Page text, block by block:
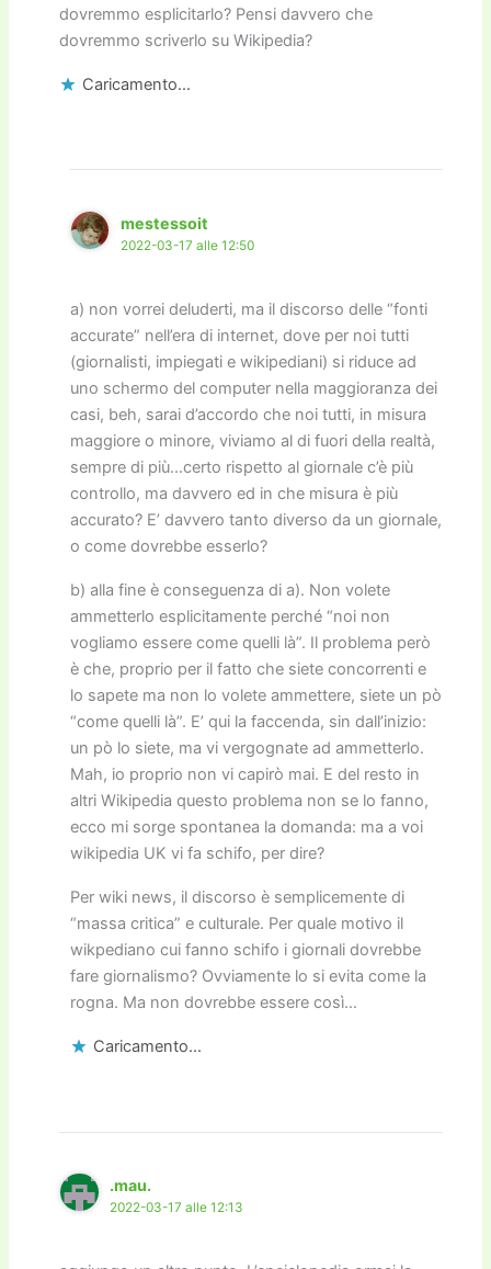
dovremmo esplicitarlo? Pensi davvero che
dovremmo scriverlo su Wikipedia?
Caricamento...
mestessoit
2022-03-17 alle 12:50
a) non vorrei deluderti, ma il discorso delle “fonti
accurate” nell’era di internet, dove per noi tutti
(giornalisti, impiegati e wikipediani) si riduce ad
uno schermo del computer nella maggioranza dei
casi, beh, sarai d’accordo che noi tutti, in misura
maggiore o minore, viviamo al di fuori della realtà,
sempre di più…certo rispetto al giornale c’è più
controllo, ma davvero ed in che misura è più
accurato? E’ davvero tanto diverso da un giornale,
o come dovrebbe esserlo?
b) alla fine è conseguenza di a). Non volete
ammetterlo esplicitamente perché “noi non
vogliamo essere come quelli là”. Il problema però
è che, proprio per il fatto che siete concorrenti e
lo sapete ma non lo volete ammettere, siete un pò
“come quelli là”. E’ qui la faccenda, sin dall’inizio:
un pò lo siete, ma vi vergognate ad ammetterlo.
Mah, io proprio non vi capirò mai. E del resto in
altri Wikipedia questo problema non se lo fanno,
ecco mi sorge spontanea la domanda: ma a voi
wikipedia UK vi fa schifo, per dire?
Per wiki news, il discorso è semplicemente di
“massa critica” e culturale. Per quale motivo il
wikpediano cui fanno schifo i giornali dovrebbe
fare giornalismo? Ovviamente lo si evita come la
rogna. Ma non dovrebbe essere così…
Caricamento...
.mau.
2022-03-17 alle 12:13